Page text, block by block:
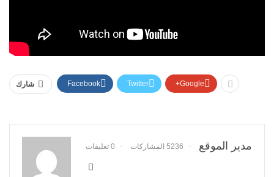
شارك Facebook Twitter Google+
مدير الموقع 5236 المشاركات 0 تعليقات